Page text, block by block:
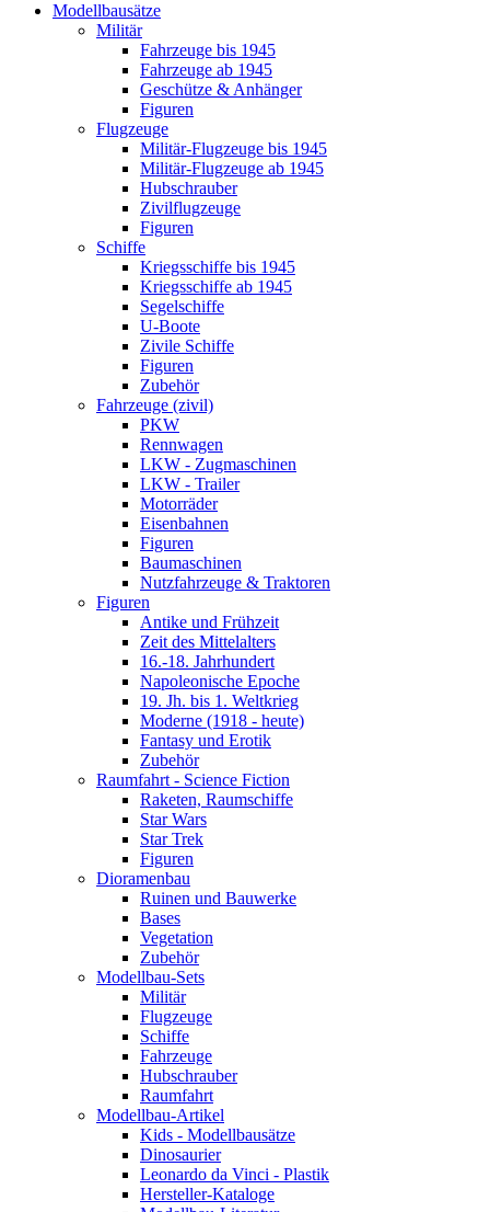
Modellbausätze
Militär
Fahrzeuge bis 1945
Fahrzeuge ab 1945
Geschütze & Anhänger
Figuren
Flugzeuge
Militär-Flugzeuge bis 1945
Militär-Flugzeuge ab 1945
Hubschrauber
Zivilflugzeuge
Figuren
Schiffe
Kriegsschiffe bis 1945
Kriegsschiffe ab 1945
Segelschiffe
U-Boote
Zivile Schiffe
Figuren
Zubehör
Fahrzeuge (zivil)
PKW
Rennwagen
LKW - Zugmaschinen
LKW - Trailer
Motorräder
Eisenbahnen
Figuren
Baumaschinen
Nutzfahrzeuge & Traktoren
Figuren
Antike und Frühzeit
Zeit des Mittelalters
16.-18. Jahrhundert
Napoleonische Epoche
19. Jh. bis 1. Weltkrieg
Moderne (1918 - heute)
Fantasy und Erotik
Zubehör
Raumfahrt - Science Fiction
Raketen, Raumschiffe
Star Wars
Star Trek
Figuren
Dioramenbau
Ruinen und Bauwerke
Bases
Vegetation
Zubehör
Modellbau-Sets
Militär
Flugzeuge
Schiffe
Fahrzeuge
Hubschrauber
Raumfahrt
Modellbau-Artikel
Kids - Modellbausätze
Dinosaurier
Leonardo da Vinci - Plastik
Hersteller-Kataloge